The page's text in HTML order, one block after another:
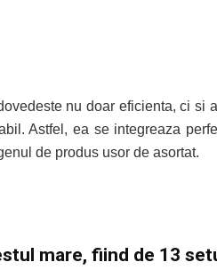
nu doar eficienta, ci si
Astfel, ea se integreaza
de produs usor de asortat.
mare, fiind de 13